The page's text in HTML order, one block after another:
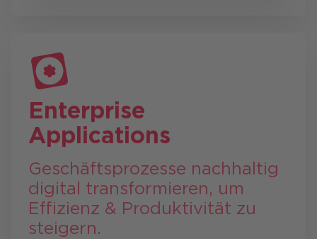
Enterprise
Applications
Geschäftsprozesse nachhaltig
digital transformieren, um
Effizienz & Produktivität zu
steigern.